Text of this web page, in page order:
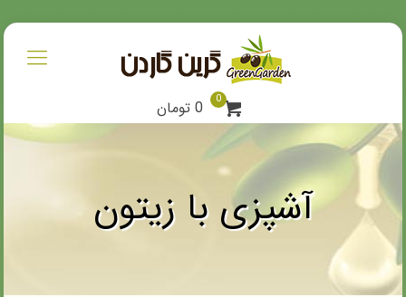
0 0 تومان
آشپزی با زیتون